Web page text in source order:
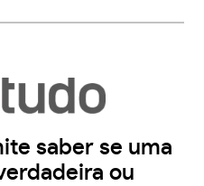
saber se uma
ou